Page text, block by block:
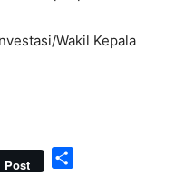
Wakil Kepala
Post